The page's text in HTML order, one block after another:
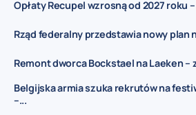
Opłaty Recupel wzrosną od 2027 roku
Rząd federalny przedstawia nowy plan
Remont dworca Bockstael na Laeken –
Belgijska armia szuka rekrutów na
–...